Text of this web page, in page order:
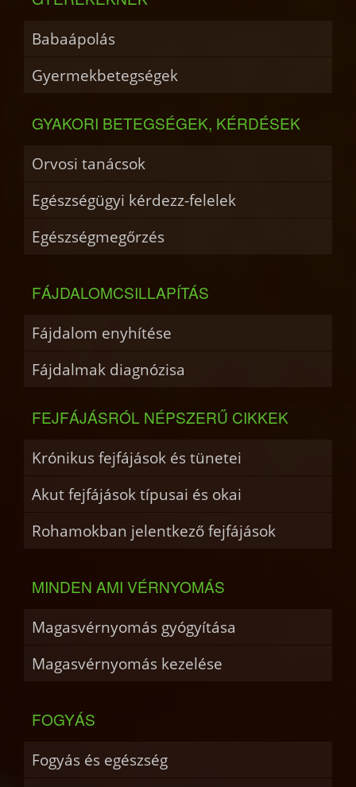
Babaápolás
Gyermekbetegségek
GYAKORI BETEGSÉGEK, KÉRDÉSEK
Orvosi tanácsok
Egészségügyi kérdezz-felelek
Egészségmegőrzés
FÁJDALOMCSILLAPÍTÁS
Fájdalom enyhítése
Fájdalmak diagnózisa
FEJFÁJÁSRÓL NÉPSZERŰ CIKKEK
Krónikus fejfájások és tünetei
Akut fejfájások típusai és okai
Rohamokban jelentkező fejfájások
MINDEN AMI VÉRNYOMÁS
Magasvérnyomás gyógyítása
Magasvérnyomás kezelése
FOGYÁS
Fogyás és egészség